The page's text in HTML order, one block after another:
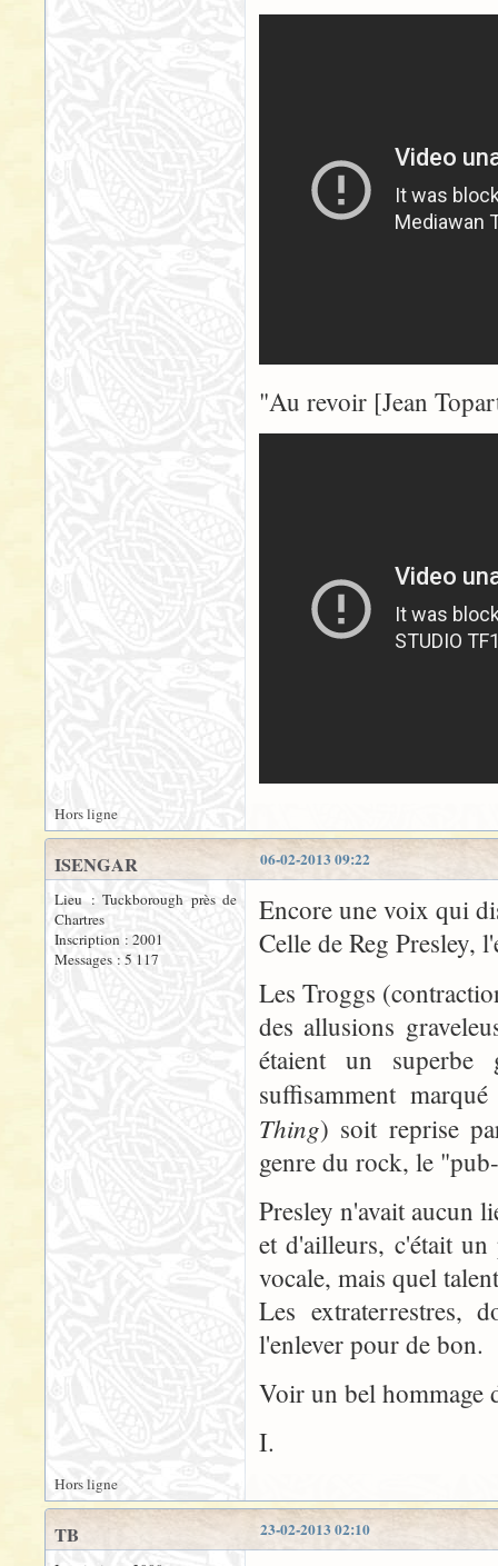
"Au revoir [Jean
Hors ligne
06-02-2013 09:22
ISENGAR
Lieu : Tuckborough près de
Chartres
Inscription : 2001
Messages : 5 117
Encore une voix qui
Celle de Reg Presley,
Les Troggs
des allusions
étaient un superbe
suffisamment
Thing) soit reprise
genre du rock, le
Presley n'avait aucun
et d'ailleurs, c'était
vocale, mais quel
Les extraterrestres,
l'enlever pour de bon.
Voir un bel hommage
I.
Hors ligne
23-02-2013 02:10
TB